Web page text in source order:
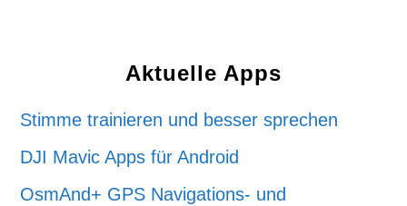
Aktuelle Apps
Stimme trainieren und besser sprechen
DJI Mavic Apps für Android
OsmAnd+ GPS Navigations- und